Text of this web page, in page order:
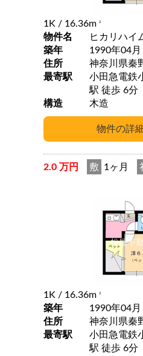
1K / 16.36m 2
物件名
ヒカリハイ
築年
1990年04月
住所
神奈川県秦
最寄駅
小田急電鉄
駅 徒歩 6分
構造
木造
2.0 万円 敷 1ヶ月
1K / 16.36m 2
築年
1990年04月
住所
神奈川県秦
最寄駅
小田急電鉄
駅 徒歩 6分